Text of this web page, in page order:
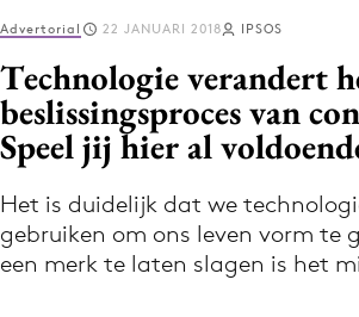
Log in
Download de app
Volg het laatste nieuws via
Nieuws app
Advertorial 22 JANUARI 2018 IPSOS
Technologie verandert
beslissingsproces van
Speel jij hier al
Het is duidelijk dat we
gebruiken om ons leven vorm te
een merk te laten slagen is het